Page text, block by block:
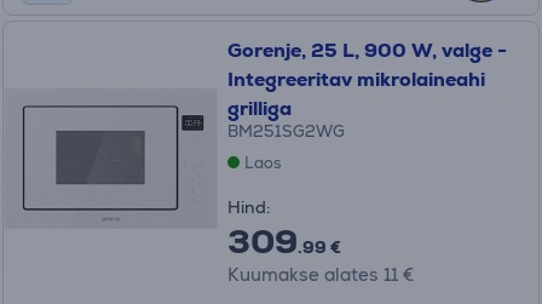
Gorenje, 25 L, 900 W, valge -
Integreeritav mikrolaineahi
grilliga
BM251SG2WG
Laos
Hind:
309.99 €
Kuumakse alates 11 €